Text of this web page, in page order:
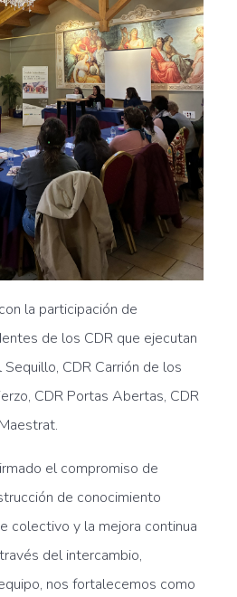
la participación de
de los CDR que ejecutan
Sequillo, CDR Carrión de los
CDR Portas Abertas, CDR
el compromiso de
de conocimiento
colectivo y la mejora continua
del intercambio,
nos fortalecemos como